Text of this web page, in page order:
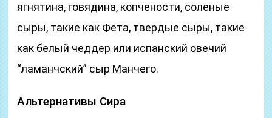
ягнятина, говядина, копчености, соленые
сыры, такие как Фета, твердые сыры, такие
как белый чеддер или испанский овечий
“ламанчский” сыр Манчего.
Альтернативы Сира